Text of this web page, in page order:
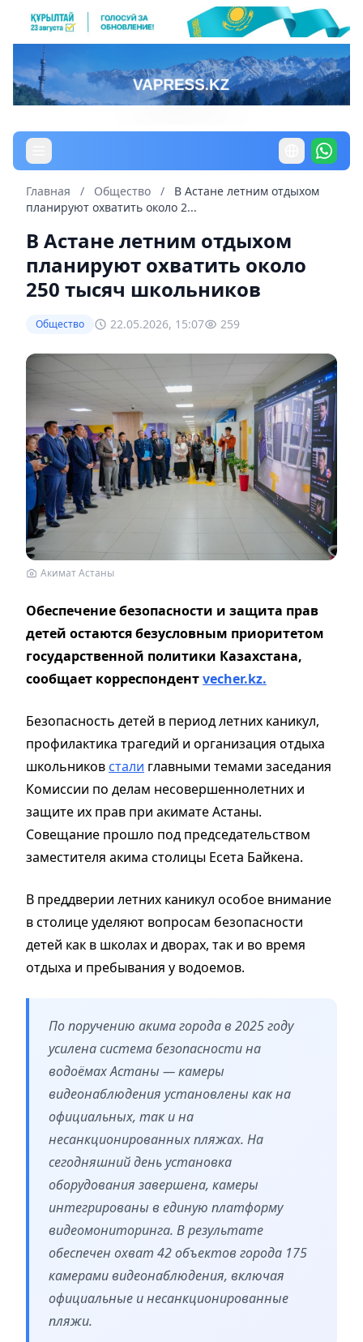
Главная / Общество /
В Астане летним отдыхом
планируют охватить около 2...
В Астане летним отдыхом
планируют охватить около
250 тысяч школьников
Общество 22.05.2026, 15:07 259
Акимат Астаны
Обеспечение безопасности и защита прав
детей остаются безусловным приоритетом
государственной политики Казахстана,
сообщает корреспондентvecher.kz.
Безопасность детей в период летних каникул,
профилактика трагедий и организация отдыха
школьников стали главными темами заседания
Комиссии по делам несовершеннолетних и
защите их прав при акимате Астаны.
Совещание прошло под председательством
заместителя акима столицы Есета Байкена.
В преддверии летних каникул особое внимание
в столице уделяют вопросам безопасности
детей как в школах и дворах, так и во время
отдыха и пребывания у водоемов.
По поручению акима города в 2025 году
усилена система безопасности на
водоёмах Астаны — камеры
видеонаблюдения установлены как на
официальных, так и на
несанкционированных пляжах. На
сегодняшний день установка
оборудования завершена, камеры
интегрированы в единую платформу
видеомониторинга. В результате
обеспечен охват 42 объектов города 175
камерами видеонаблюдения, включая
официальные и несанкционированные
пляжи.